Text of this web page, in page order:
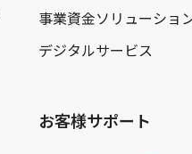
事業資金ソリューショ
デジタルサービス
お客様サポート